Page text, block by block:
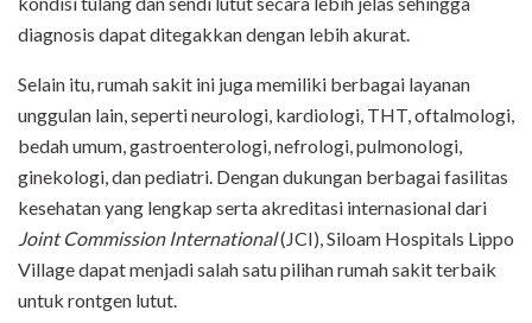
diagnosis dapat ditegakkan dengan lebih akurat.
Selain itu, rumah sakit ini juga memiliki berbagai layanan
unggulan lain, seperti neurologi, kardiologi, THT, oftalmologi,
bedah umum, gastroenterologi, nefrologi, pulmonologi,
ginekologi, dan pediatri. Dengan dukungan berbagai fasilitas
kesehatan yang lengkap serta akreditasi internasional dari
Joint Commission International(JCI), Siloam Hospitals Lippo
Village dapat menjadi salah satu pilihan rumah sakit terbaik
untuk rontgen lutut.